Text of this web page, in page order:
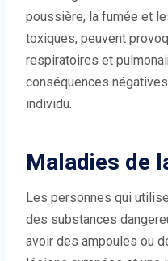
poussière, la fumée et
toxiques, peuvent
respiratoires et
conséquences
individu.
Maladies de
Les personnes qui
des substances
avoir des ampoules ou